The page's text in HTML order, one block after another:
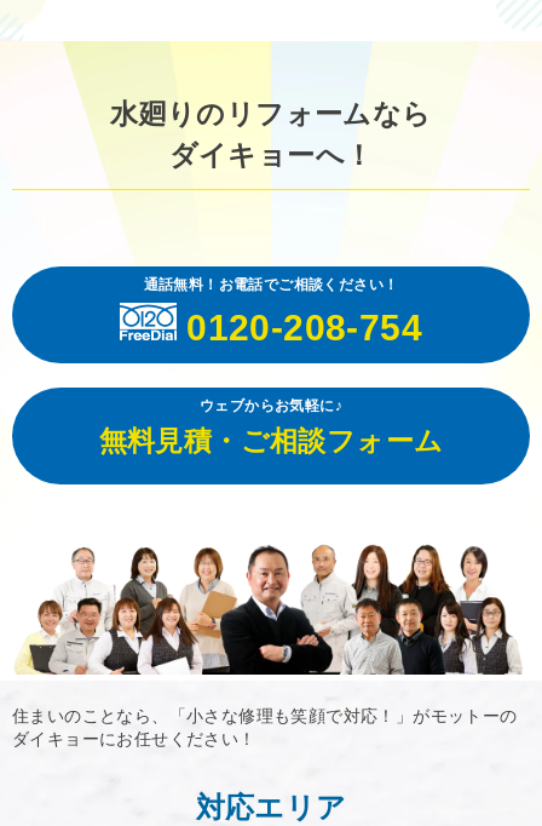
水廻りのリフォームなら
ダイキョーへ！
通話無料！お電話でご相談ください！
0120-208-754
ウェブからお気軽に♪
無料見積・ご相談フォーム
住まいのことなら、「小さな修理も笑顔で対応！」がモットーの
ダイキョーにお任せください！
対応エリア